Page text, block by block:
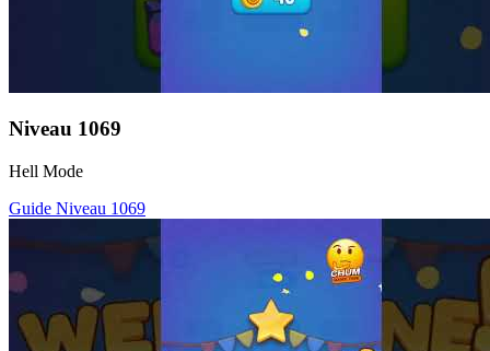
Niveau 1069
Hell Mode
Guide Niveau 1069